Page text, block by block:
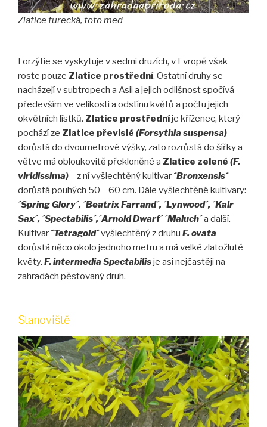
Zlatice turecká, foto med
Forzýtie se vyskytuje v sedmi druzích, v Evropě však
roste pouze Zlatice prostřední. Ostatní druhy se
nacházejí v subtropech a Asii a jejich odlišnost spočívá
především ve velikosti a odstínu květů a počtu jejich
okvětních lístků. Zlatice prostředníje kříženec, který
pochází ze Zlatice převislé (Forsythia suspensa)–
dorůstá do dvoumetrové výšky, zato rozrůstá do šířky a
větve má obloukovitě překloněné a Zlatice zelené (F.
viridissima)– z ní vyšlechtěný kultivar ´Bronxensis´
dorůstá pouhých 50 – 60 cm. Dále vyšlechtěné kultivary:
´Spring Glory´, ´Beatrix Farrand´, ´Lynwood´, ´Kalr
Sax´, ´Spectabilis´,´Arnold Dwarf´ ´Maluch´a další.
Kultivar ´Tetragold´vyšlechtěný z druhu F. ovata
dorůstá něco okolo jednoho metru a má velké zlatožluté
květy. F. intermedia Spectabilisje asi nejčastěji na
zahradách pěstovaný druh.
Stanoviště